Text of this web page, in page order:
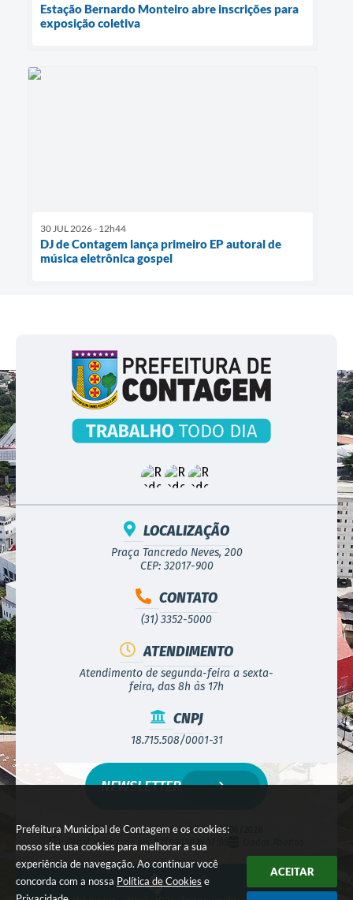
Prefeitura Municipal de Contagem e os cookies:
nosso site usa cookies para melhorar a sua
experiência de navegação. Ao continuar você
concorda com a nossa Política de Cookies e
ACEITAR
Estação Bernardo Monteiro abre inscrições para
exposição coletiva
30 JUL 2026 - 12h44
DJ de Contagem lança primeiro EP autoral de
música eletrônica gospel
LOCALIZAÇÃO
Praça Tancredo Neves, 200
CEP: 32017-900
CONTATO
(31) 3352-5000
ATENDIMENTO
Atendimento de segunda-feira a sexta-
feira, das 8h às 17h
CNPJ
18.715.508/0001-31
Versão do Sistema:3.5.3 - 19/06/2026
Portal atualizado em:
07/08/2026 17:05
NEWSLETTER